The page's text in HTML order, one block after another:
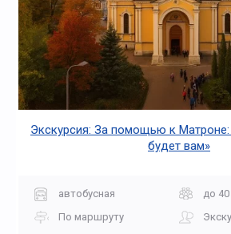
Экскурсия: За помощью к Матроне:
будет вам»
автобусная
до
По маршруту